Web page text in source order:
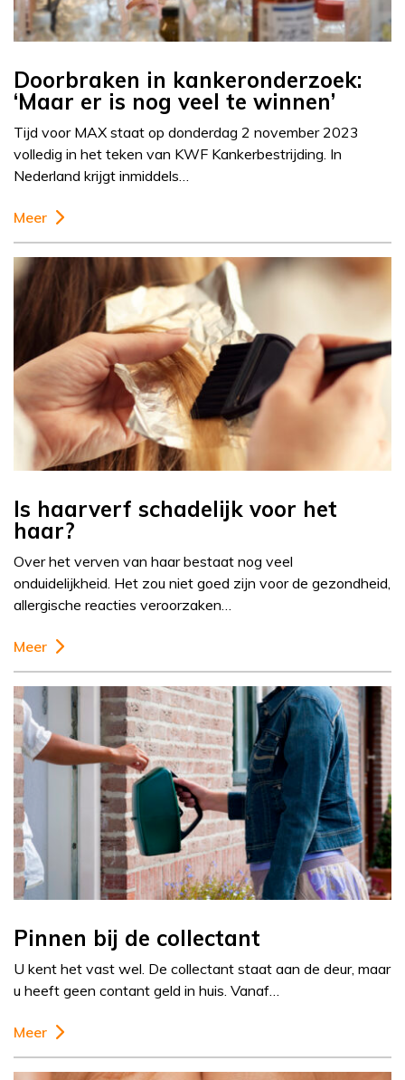
Doorbraken in kankeronderzoek:
‘Maar er is nog veel te winnen’
Tijd voor MAX staat op donderdag 2 november 2023
volledig in het teken van KWF Kankerbestrijding. In
Nederland krijgt inmiddels…
Meer
Is haarverf schadelijk voor het
haar?
Over het verven van haar bestaat nog veel
onduidelijkheid. Het zou niet goed zijn voor de gezondheid,
allergische reacties veroorzaken…
Meer
Pinnen bij de collectant
U kent het vast wel. De collectant staat aan de deur, maar
u heeft geen contant geld in huis. Vanaf…
Meer